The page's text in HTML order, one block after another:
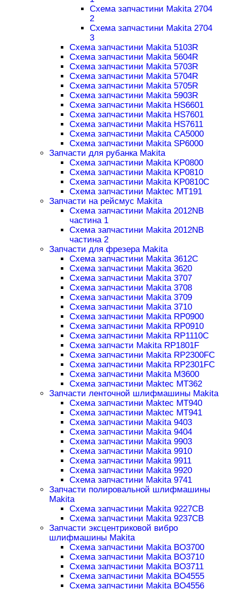
Схема запчастини Makita 2704
2
Схема запчастини Makita 2704
3
Схема запчастини Makita 5103R
Схема запчастини Makita 5604R
Схема запчастини Makita 5703R
Схема запчастини Makita 5704R
Схема запчастини Makita 5705R
Схема запчастини Makita 5903R
Схема запчастини Makita HS6601
Схема запчастини Makita HS7601
Схема запчастини Makita HS7611
Схема запчастини Makita CA5000
Схема запчастини Makita SP6000
Запчасти для рубанка Makita
Схема запчастини Makita KP0800
Схема запчастини Makita KP0810
Схема запчастини Makita KP0810C
Схема запчастини Maktec MT191
Запчасти на рейсмус Makita
Схема запчастини Makita 2012NB
частина 1
Схема запчастини Makita 2012NB
частина 2
Запчасти для фрезера Makita
Схема запчастини Makita 3612C
Схема запчастини Makita 3620
Схема запчастини Makita 3707
Схема запчастини Makita 3708
Схема запчастини Makita 3709
Схема запчастини Makita 3710
Схема запчастини Makita RP0900
Схема запчастини Makita RP0910
Схема запчастини Makita RP1110C
Схема запчасти Makita RP1801F
Схема запчастини Makita RP2300FC
Схема запчастини Makita RP2301FC
Схема запчастини Makita M3600
Схема запчастини Maktec MT362
Запчасти ленточной шлифмашины Makita
Схема запчастини Maktec MT940
Схема запчастини Maktec MT941
Схема запчастини Makita 9403
Схема запчастини Makita 9404
Схема запчастини Makita 9903
Схема запчастини Makita 9910
Схема запчастини Makita 9911
Схема запчастини Makita 9920
Схема запчастини Makita 9741
Запчасти полировальной шлифмашины
Makita
Схема запчастини Makita 9227CB
Схема запчастини Makita 9237CB
Запчасти эксцентриковой вибро
шлифмашины Makita
Схема запчастини Makita BO3700
Схема запчастини Makita BO3710
Схема запчастини Makita BO3711
Схема запчастини Makita BO4555
Схема запчастини Makita BO4556